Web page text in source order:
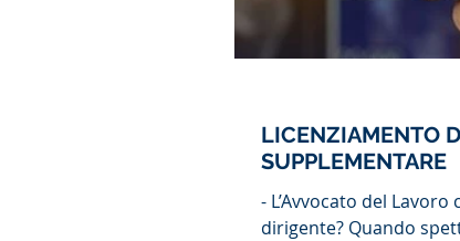
LICENZIAMENTO
SUPPLEMENTARE
- L’Avvocato del Lavoro commenta: Quando può definirsi illegittimo il licenziamento del
dirigente? Quando